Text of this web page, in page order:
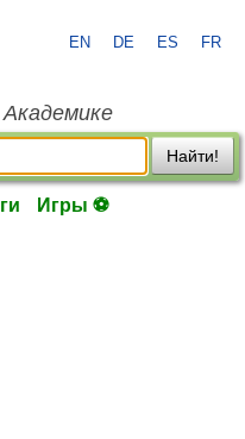
EN DE ES FR
Найти!
Игры ⚽